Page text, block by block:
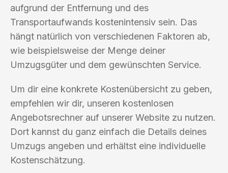
aufgrund der Entfernung und des
Transportaufwands kostenintensiv sein. Das
hängt natürlich von verschiedenen Faktoren ab,
wie beispielsweise der Menge deiner
Umzugsgüter und dem gewünschten Service.
Um dir eine konkrete Kostenübersicht zu geben,
empfehlen wir dir, unseren kostenlosen
Angebotsrechner auf unserer Website zu nutzen.
Dort kannst du ganz einfach die Details deines
Umzugs angeben und erhältst eine individuelle
Kostenschätzung.